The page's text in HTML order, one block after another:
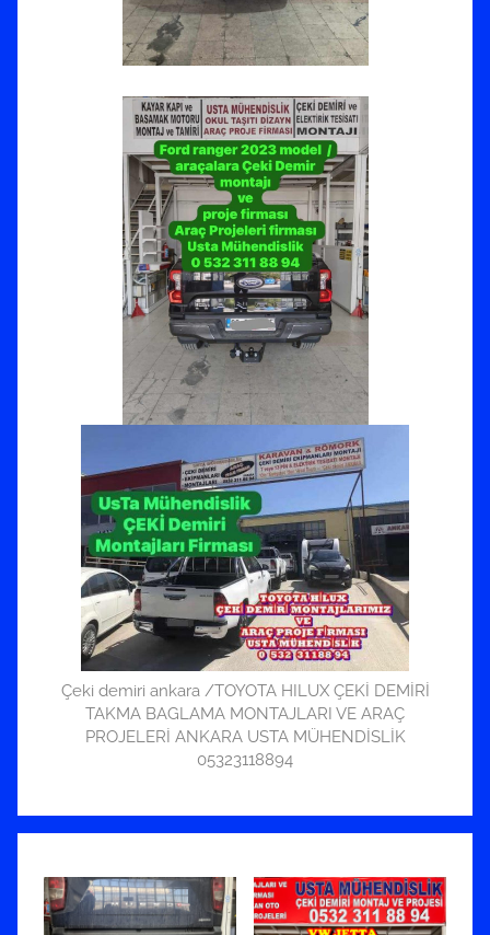
Çeki demiri ankara /TOYOTA HILUX ÇEKİ DEMİRİ
TAKMA BAGLAMA MONTAJLARI VE ARAÇ
PROJELERİ ANKARA USTA MÜHENDİSLİK
05323118894